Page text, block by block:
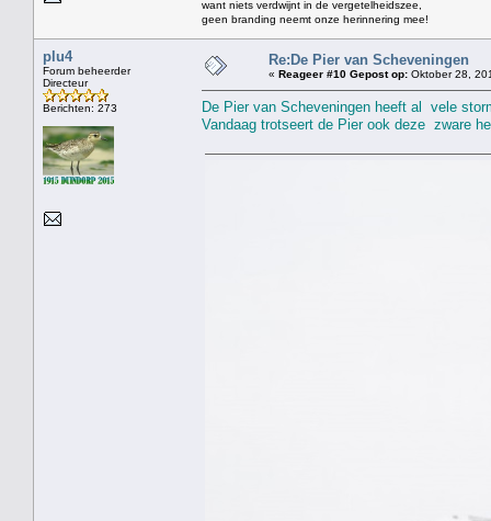
want niets verdwijnt in de vergetelheidszee,
geen branding neemt onze herinnering mee!
plu4
Forum beheerder
Directeur
Berichten: 273
Re:De Pier van Scheveningen
« Reageer #10 Gepost op: Oktober 28,
De Pier van Scheveningen heeft al vele
Vandaag trotseert de Pier ook deze zware